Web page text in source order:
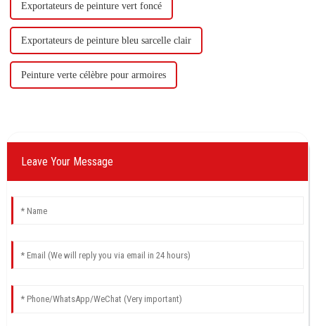
Exportateurs de peinture vert foncé
Exportateurs de peinture bleu sarcelle clair
Peinture verte célèbre pour armoires
Leave Your Message